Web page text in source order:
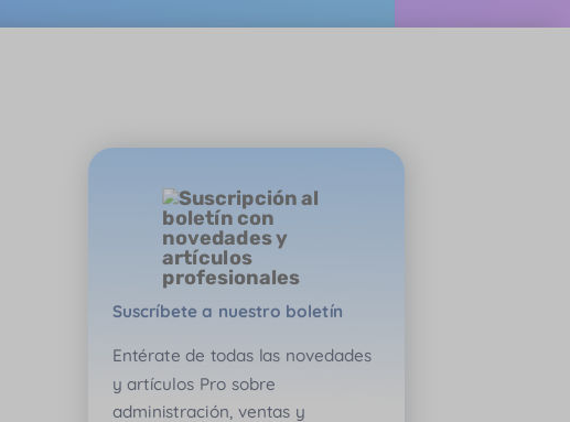
Suscríbete a nuestro boletín
Entérate de todas las novedades
y artículos Pro sobre
administración, ventas y